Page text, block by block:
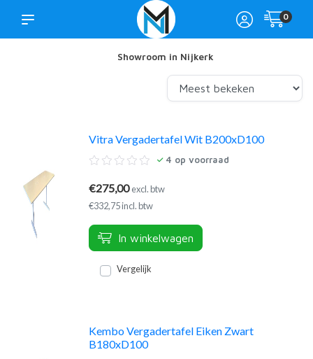
0
Showroom in Nijkerk
Vitra Vergadertafel Wit B200xD100
4 op voorraad
€275,00excl. btw
€332,75 incl. btw
In winkelwagen
Vergelijk
Kembo Vergadertafel Eiken Zwart
B180xD100